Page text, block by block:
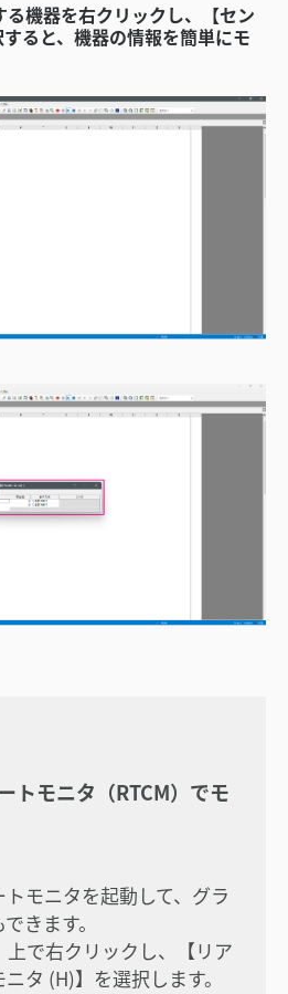
る機器を右クリックし、【セン
ると、機器の情報を簡単にモ
トモニタ（RTCM）でモ
モニタを起動して、グラ
きます。
上で右クリックし、【リア
タ (H)】を選択します。